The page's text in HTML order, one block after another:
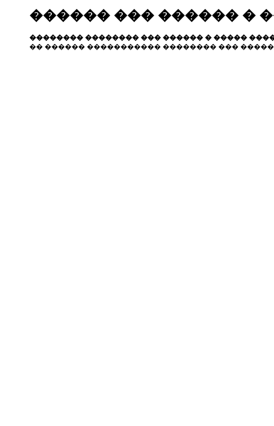
������ ��� ������ �
�������� �������� ��� ������ � �����
�� ������ ����������� �������� ���